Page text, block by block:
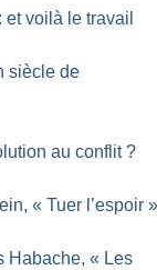
voilà le travail
siècle de
au conflit ?
« Tuer l’espoir
Habache, « Les